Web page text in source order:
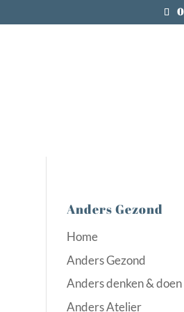
Anders Gezond
Home
Anders Gezond
Anders denken & doen
Anders Atelier